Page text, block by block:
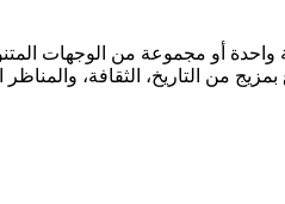
واحدة أو مجموعة من الوجهات
من التاريخ، الثقافة، والمناظر